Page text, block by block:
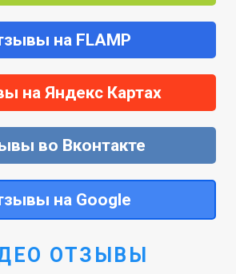
на FLAMP
на Яндекс Картах
во Вконтакте
на Google
ОТЗЫВЫ